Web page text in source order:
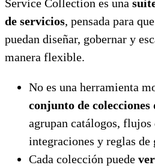
Service Collection es una
de servicios, pensada para
puedan diseñar, gobernar y
manera flexible.
No es una herramienta
conjunto de colecciones
agrupan catálogos,
integraciones y reglas de
Cada colección puede